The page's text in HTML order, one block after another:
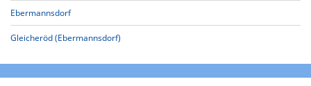
Ebermannsdorf
Gleicheröd (Ebermannsdorf)